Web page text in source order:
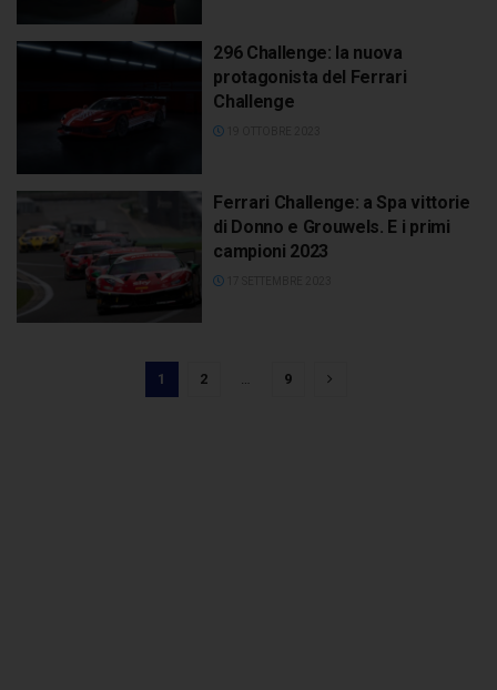
296 Challenge: la nuova
protagonista del Ferrari
Challenge
Ferrari Challenge: a Spa vittorie
di Donno e Grouwels. E i primi
campioni 2023
1 2 … 9